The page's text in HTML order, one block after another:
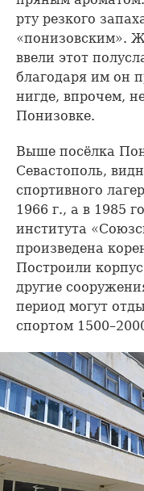
рту резкого
«понизовским».
ввели этот
благодаря им он
нигде, впрочем,
Понизовке.
Выше посёлка
Севастополь,
спортивного
1966 г., а в 1985
института
произведена
Построили
другие
период могут
спортом